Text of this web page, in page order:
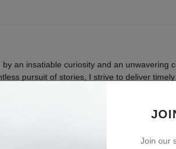
Join our
an insatiable curiosity and an unwavering
pursuit of stories, I strive to deliver